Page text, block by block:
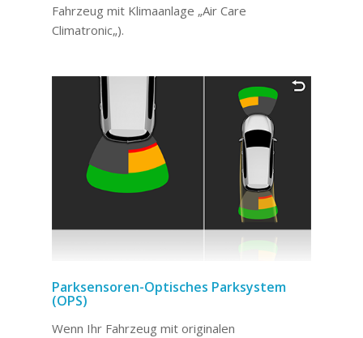
Fahrzeug mit Klimaanlage „Air Care
Climatronic„).
Parksensoren-Optisches Parksystem
(OPS)
Wenn Ihr Fahrzeug mit originalen